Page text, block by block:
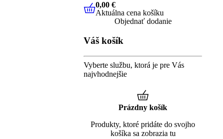
0,00 €Aktuálna cena košíku
0,00 €
Aktuálna cena košíku
Objednať dodanie
Váš košík
Vyberte službu, ktorá je pre Vás
najvhodnejšie
Prázdny košík
Produkty, ktoré pridáte do svojho
košíka sa zobrazia tu